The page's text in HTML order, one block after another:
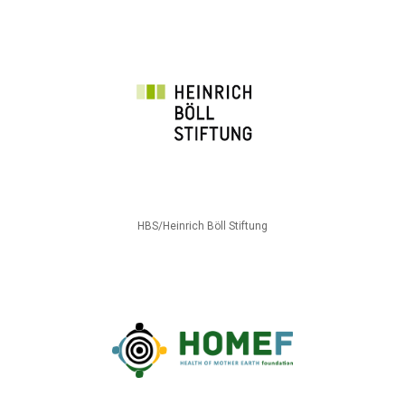
HBS/Heinrich Böll Stiftung